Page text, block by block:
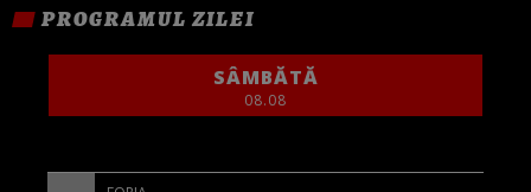
PROGRAMUL ZILEI
SÂMBĂTĂ
08.08